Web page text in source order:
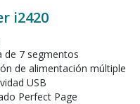
i2420
de 7 segmentos
de alimentación múltiple
USB
Perfect Page